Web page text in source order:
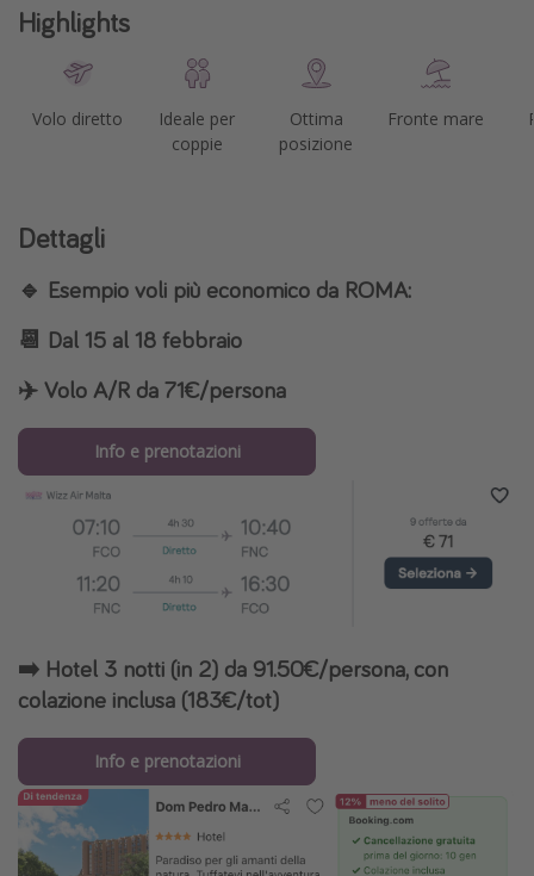
Highlights
Volo diretto
Ideale per
coppie
Ottima
posizione
Fronte mare
Dettagli
🔹 Esempio voli più economico da ROMA:
📆 Dal 15 al 18 febbraio
✈️ Volo A/R da 71€/persona
Info e prenotazioni
➡️ Hotel 3 notti (in 2) da 91.50€/persona, con
colazione inclusa (183€/tot)
Info e prenotazioni